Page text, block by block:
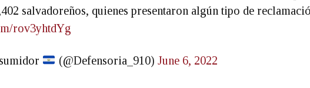
salvadoreños, quienes presentaron algún tipo de
rov3yhtdYg
(@Defensoria_910) June 6, 2022